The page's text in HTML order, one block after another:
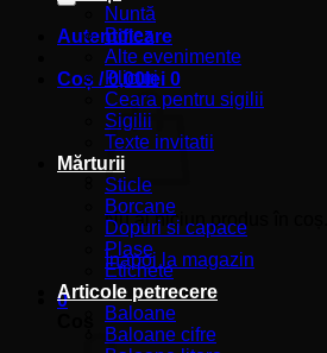
Autentificare
Coș /0,00lei 0
Nu ai niciun produs în coș.
Înapoi la magazin
0
Nuntă
Botez
Alte evenimente
Plicuri
Ceara pentru sigilii
Sigilii
Texte invitatii
Mărturii
Sticle
Borcane
Dopuri si capace
Plase
Etichete
Articole petrecere
Baloane
Baloane cifre